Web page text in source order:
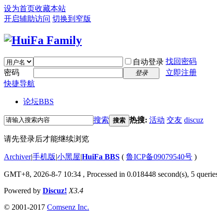
设为首页收藏本站
开启辅助访问 切换到窄版
自动登录 找回密码
密码
登录
立即注册
快捷导航
论坛BBS
搜索 搜索 热搜: 活动 交友 discuz
请先登录后才能继续浏览
Archiver|手机版|小黑屋|HuiFa BBS ( 鲁ICP备09079540号 )
GMT+8, 2026-8-7 10:34 , Processed in 0.018448 second(s), 5
Powered by Discuz! X3.4
© 2001-2017 Comsenz Inc.